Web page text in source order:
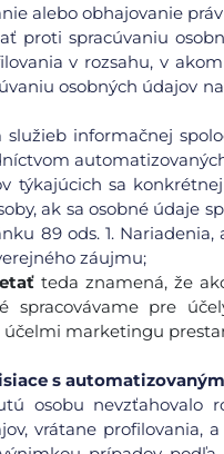
alebo obhajovanie
proti spracúvaniu
v rozsahu, v
osobných údajov
služieb informačnej
týkajúcich sa
ak sa osobné údaje
89 ods. 1.
záujmu;
teda znamená, že
spracovávame pre
účelmi marketingu
s
osobu nevzťahovalo
vrátane